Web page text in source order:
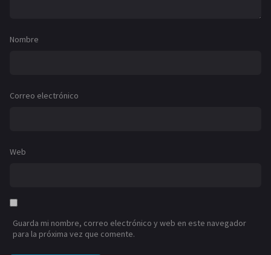
Nombre
Correo electrónico
Web
Guarda mi nombre, correo electrónico y web en este navegador
para la próxima vez que comente.